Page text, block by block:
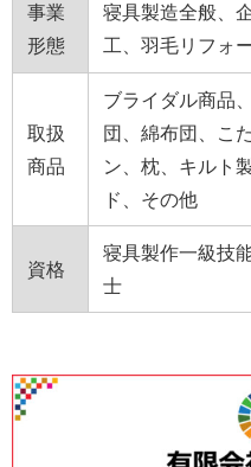
事業
形態
寝具製造全般、
工、羽毛リフォ
取扱
商品
ブライダル商品
団、綿布団、こ
ン、枕、キルト
ド、その他
資格
寝具製作一級技
士